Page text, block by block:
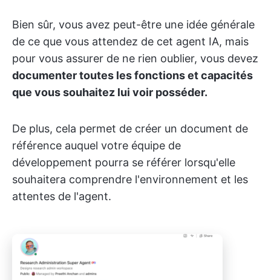
Bien sûr, vous avez peut-être une idée générale
de ce que vous attendez de cet agent IA, mais
pour vous assurer de ne rien oublier, vous devez
documenter toutes les fonctions et capacités
que vous souhaitez lui voir posséder.
De plus, cela permet de créer un document de
référence auquel votre équipe de
développement pourra se référer lorsqu'elle
souhaitera comprendre l'environnement et les
attentes de l'agent.